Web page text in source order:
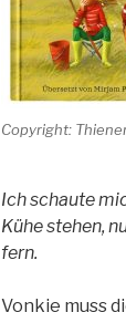
Copyright:
Ich schaute
Kühe stehen,
fern.
Vonkie muss